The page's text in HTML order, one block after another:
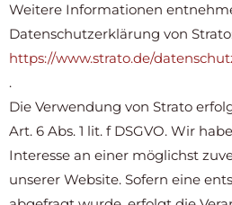
Weitere Informationen
Datenschutzerklärung von
https://www.strato.de/
.
Die Verwendung von Strato
Art. 6 Abs. 1 lit. f DSGVO. Wir
Interesse an einer möglichst
unserer Website. Sofern eine